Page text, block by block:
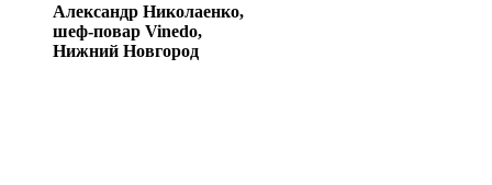
Александр Николаенко,
шеф-повар Vinedo,
Нижний Новгород